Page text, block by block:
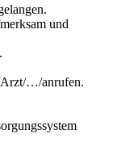
und
…/anrufen.